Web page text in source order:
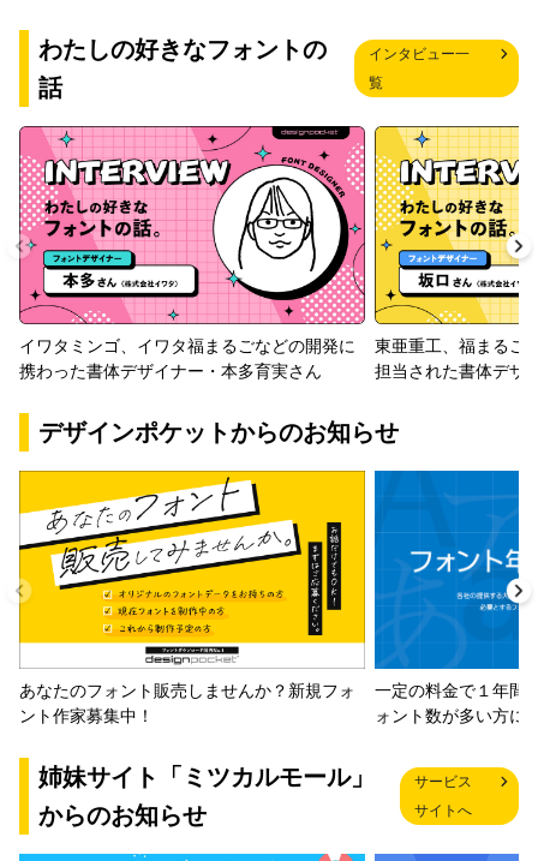
わたしの好きなフォントの
話
インタビュー一
覧
イワタミンゴ、イワタ福まるごなどの開発に
携わった書体デザイナー・本多育実さん
東亜重工、福まるご
担当された書体デザ
デザインポケットからのお知らせ
あなたのフォント販売しませんか？新規フォ
ント作家募集中！
一定の料金で１年間
ォント数が多い方に
姉妹サイト「ミツカルモール」
からのお知らせ
サービス
サイトへ